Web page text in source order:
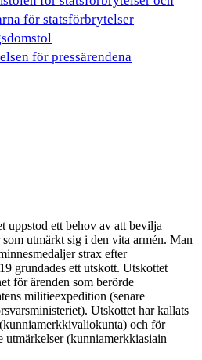
för statsförbrytelser
för pressärendena
uppstod ett behov av att bevilja
utmärkt sig i den vita armén. Man
strax efter
grundades ett utskott. Utskottet
för ärenden som berörde
militieexpedition (senare
Utskottet har kallats
och för
utmärkelser (kunniamerkkiasiain